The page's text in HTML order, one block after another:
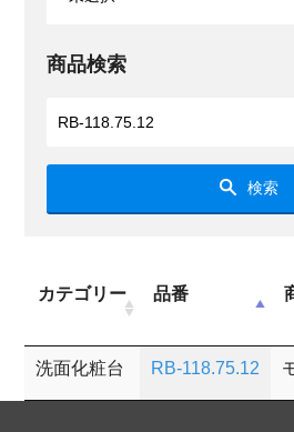
商品検索
検索
カテゴリー 品番
洗面化粧台 RB-118.75.12